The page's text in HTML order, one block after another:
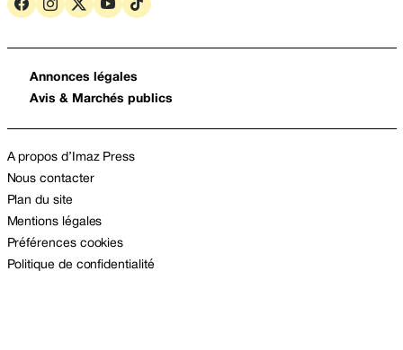
Annonces légales
Avis & Marchés publics
A propos d’Imaz Press
Nous contacter
Plan du site
Mentions légales
Préférences cookies
Politique de confidentialité